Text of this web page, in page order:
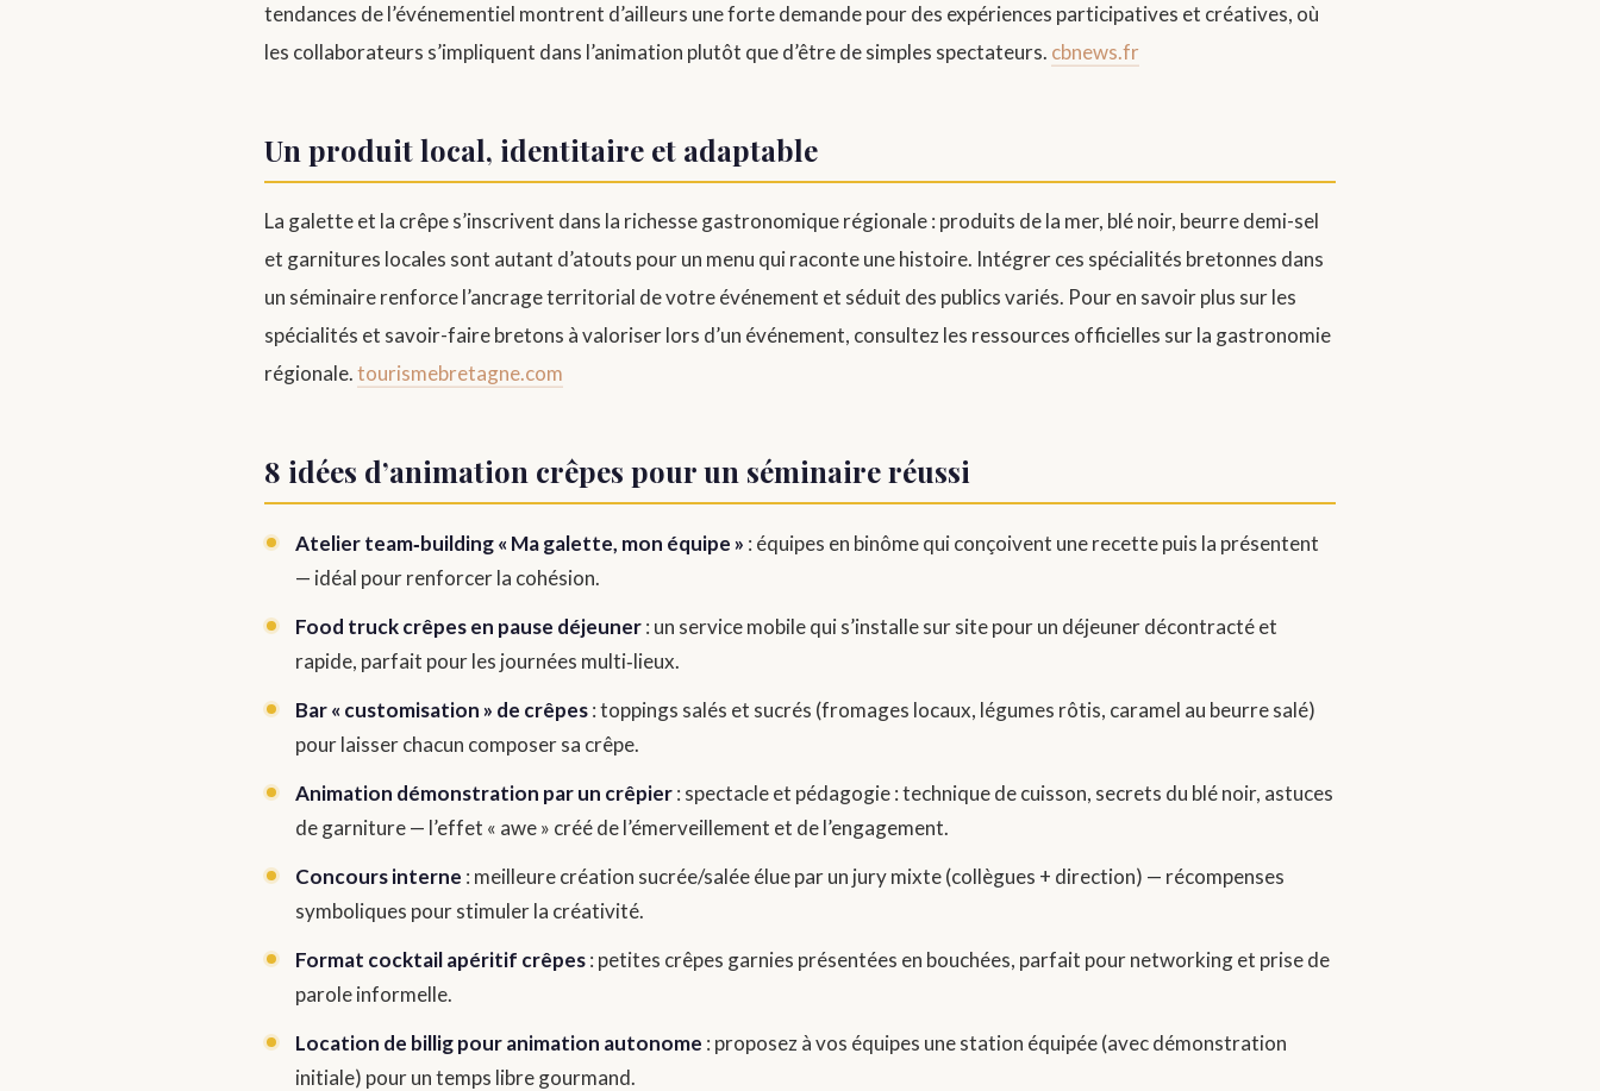
tendances de l’événementiel montrent d’ailleurs une forte demande pour des expériences participatives et créatives, où
les collaborateurs s’impliquent dans l’animation plutôt que d’être de simples spectateurs. cbnews.fr
Un produit local, identitaire et adaptable
La galette et la crêpe s’inscrivent dans la richesse gastronomique régionale : produits de la mer, blé noir, beurre demi-sel
et garnitures locales sont autant d’atouts pour un menu qui raconte une histoire. Intégrer ces spécialités bretonnes dans
un séminaire renforce l’ancrage territorial de votre événement et séduit des publics variés. Pour en savoir plus sur les
spécialités et savoir-faire bretons à valoriser lors d’un événement, consultez les ressources officielles sur la gastronomie
régionale.tourismebretagne.com
8 idées d’animation crêpes pour un séminaire réussi
Atelier team‑building « Ma galette, mon équipe » : équipes en binôme qui conçoivent une recette puis la présentent
— idéal pour renforcer la cohésion.
Food truck crêpes en pause déjeuner: un service mobile qui s’installe sur site pour un déjeuner décontracté et
rapide, parfait pour les journées multi‑lieux.
Bar « customisation » de crêpes: toppings salés et sucrés (fromages locaux, légumes rôtis, caramel au beurre salé)
pour laisser chacun composer sa crêpe.
Animation démonstration par un crêpier: spectacle et pédagogie : technique de cuisson, secrets du blé noir, astuces
de garniture — l’effet « awe » créé de l’émerveillement et de l’engagement.
Concours interne : meilleure création sucrée/salée élue par un jury mixte (collègues + direction) — récompenses
symboliques pour stimuler la créativité.
Format cocktail apéritif crêpes: petites crêpes garnies présentées en bouchées, parfait pour networking et prise de
parole informelle.
Location de billig pour animation autonome : proposez à vos équipes une station équipée (avec démonstration
initiale) pour un temps libre gourmand.